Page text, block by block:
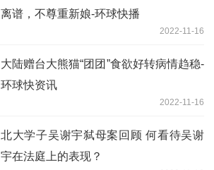
离谱，不尊重新娘-环球快播
2022-11-16
大陆赠台大熊猫“团团”食欲好转病情趋稳-
环球快资讯
2022-11-16
北大学子吴谢宇弑母案回顾 何看待吴谢
宇在法庭上的表现？